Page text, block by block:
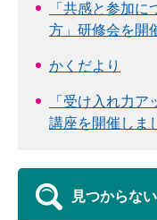
「共感と参加
方」研修会を開
かくだより
「受け入れ力ア
講座を開催しま
見つからな